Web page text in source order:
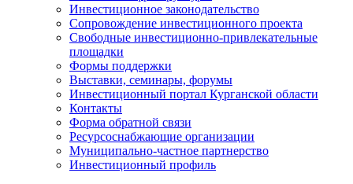
Инвестиционное законодательство
Сопровождение инвестиционного проекта
Свободные инвестиционно-привлекательные
площадки
Формы поддержки
Выставки, семинары, форумы
Инвестиционный портал Курганской области
Контакты
Форма обратной связи
Ресурсоснабжающие организации
Муниципально-частное партнерство
Инвестиционный профиль